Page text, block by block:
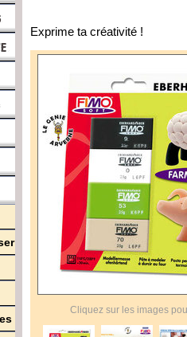
Exprime ta créativité !
Cliquez sur les images